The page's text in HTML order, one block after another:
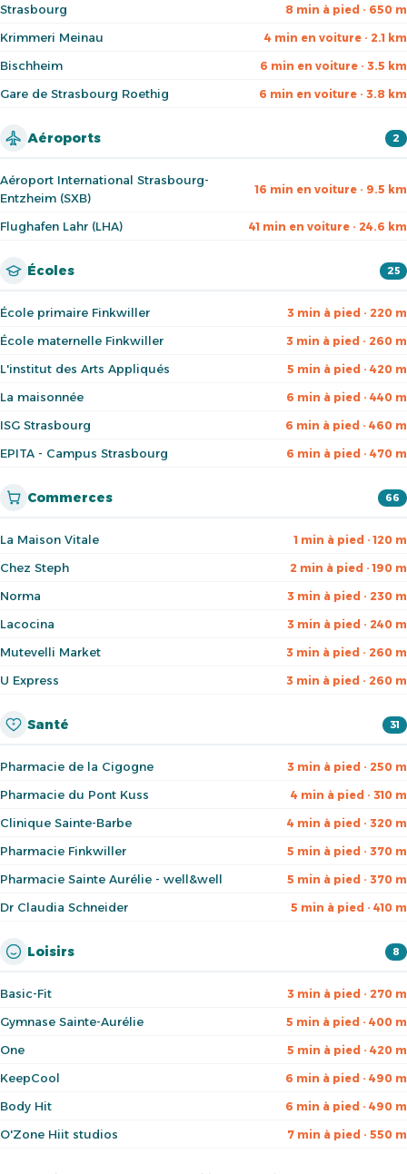
Strasbourg 8 min à pied · 650 m
Krimmeri Meinau 4 min en voiture · 2.1 km
Bischheim 6 min en voiture · 3.5 km
Gare de Strasbourg Roethig 6 min en voiture · 3.8 km
Aéroports 2
Aéroport International Strasbourg-
Entzheim (SXB)
16 min en voiture · 9.5 km
Flughafen Lahr (LHA) 41 min en voiture · 24.6 km
Écoles 25
École primaire Finkwiller 3 min à pied · 220 m
École maternelle Finkwiller 3 min à pied · 260 m
L'institut des Arts Appliqués 5 min à pied · 420 m
La maisonnée 6 min à pied · 440 m
ISG Strasbourg 6 min à pied · 460 m
EPITA - Campus Strasbourg 6 min à pied · 470 m
Commerces 66
La Maison Vitale 1 min à pied · 120 m
Chez Steph 2 min à pied · 190 m
Norma 3 min à pied · 230 m
Lacocina 3 min à pied · 240 m
Mutevelli Market 3 min à pied · 260 m
U Express 3 min à pied · 260 m
Santé 31
Pharmacie de la Cigogne 3 min à pied · 250 m
Pharmacie du Pont Kuss 4 min à pied · 310 m
Clinique Sainte-Barbe 4 min à pied · 320 m
Pharmacie Finkwiller 5 min à pied · 370 m
Pharmacie Sainte Aurélie - well&well 5 min à pied · 370 m
Dr Claudia Schneider 5 min à pied · 410 m
Loisirs 8
Basic-Fit 3 min à pied · 270 m
Gymnase Sainte-Aurélie 5 min à pied · 400 m
One 5 min à pied · 420 m
KeepCool 6 min à pied · 490 m
Body Hit 6 min à pied · 490 m
O'Zone Hiit studios 7 min à pied · 550 m